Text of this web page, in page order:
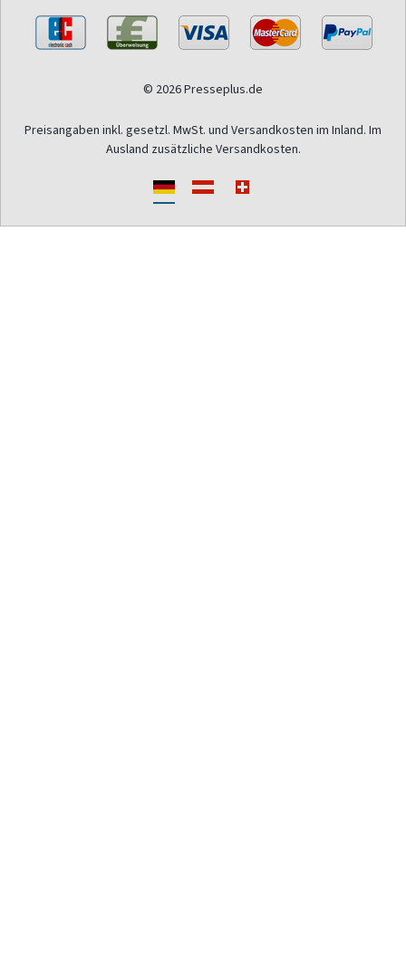
© 2026 Presseplus.de
Preisangaben inkl. gesetzl. MwSt. und Versandkosten im Inland. Im
Ausland zusätzliche Versandkosten.